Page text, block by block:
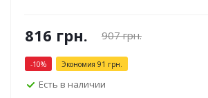
816 грн. 907грн.
-10% Экономия 91 грн.
Есть в наличии